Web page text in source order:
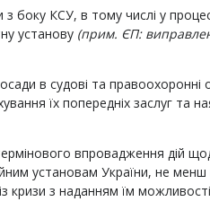
боку КСУ, в тому числі у
установу (прим. ЄП:
в судові та правоохоронні
їх попередніх заслуг та
впровадження дій
установам України, не
кризи з наданням їм можливості